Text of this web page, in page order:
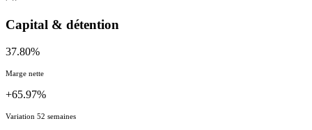
Capital & détention
37.80%
Marge nette
+65.97%
Variation 52 semaines